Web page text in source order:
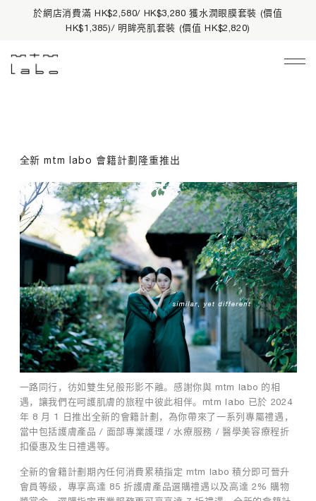
於網店消費滿 HK$2,580/ HK$3,280 獲水潤眼膜套裝 (價值
HK$1,385)/ 明眸亮肌套裝 (價值 HK$2,820)
護膚產品
所有產品
產品系列
基礎護理
有機護膚
藥白修護
膠原修護
靈芝養膚
全新客戶限定套裝
專業服務
搜索 我的帳戶購物袋
全新 mtm labo 會籍計劃隆重推出
一路同行，彷如雙生兒般形影不離。感謝你與 mtm labo 的相
遇，讓我們在呵護肌膚的旅程中彼此相伴。mtm labo 已於 2024
年 8 月 1 日推出全新的會籍計劃，為你帶來了一系列專屬禮遇，
當中包括護膚產品 / 面部專業護理 / 水療服務 / 醫學美容療程折
扣優惠及生日禮遇等。
全新的會籍計劃期內任何消費累積指定 mtm labo 積分即可晉升
會員等級，專享高達 85 折護膚產品選購禮遇以及高達 2% 購物